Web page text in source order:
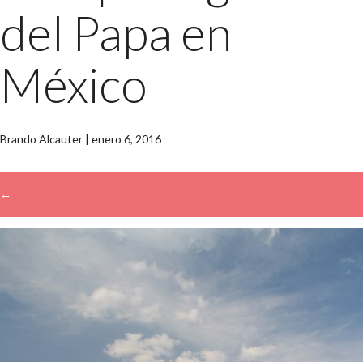
del Papa en
México
Brando Alcauter | enero 6, 2016
←